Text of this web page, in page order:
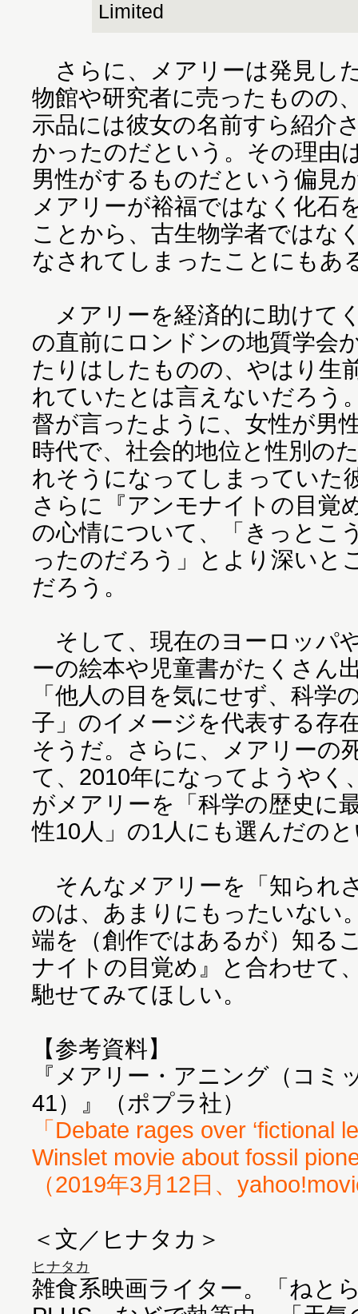
Limited
さらに、メアリーは発見し
物館や研究者に売ったものの
示品には彼女の名前すら紹介
かったのだという。その理由
男性がするものだという偏見
メアリーが裕福ではなく化石
ことから、古生物学者ではな
なされてしまったことにもあ
メアリーを経済的に助けて
の直前にロンドンの地質学会
たりはしたものの、やはり生
れていたとは言えないだろう
督が言ったように、女性が男
時代で、社会的地位と性別の
れそうになってしまっていた
さらに『アンモナイトの目覚
の心情について、「きっとこ
ったのだろう」とより深いと
だろう。
そして、現在のヨーロッパ
ーの絵本や児童書がたくさん
「他人の目を気にせず、科学
子」のイメージを代表する存
そうだ。さらに、メアリーの
て、2010年になってようやく
がメアリーを「科学の歴史に
性10人」の1人にも選んだの
そんなメアリーを「知られ
のは、あまりにもったいない
端を（創作ではあるが）知る
ナイトの目覚め』と合わせて
馳せてみてほしい。
【参考資料】
『メアリー・アニング（コ
「Debate rages over ‘fictional
Winslet movie about fossil
（2019年3月12日、
＜文／ヒナタカ＞
ヒナタカ
雑食系映画ライター。「ねと